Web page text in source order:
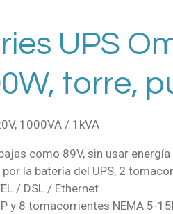
UPS
torre,
1000VA / 1kVA
como 89V, sin usar
la batería del UPS, 2
/ DSL / Ethernet
y 8 tomacorrientes NEMA 5-